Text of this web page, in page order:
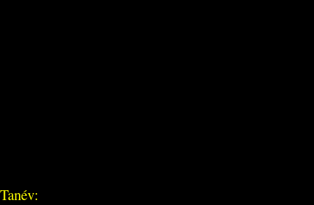
Tanév: